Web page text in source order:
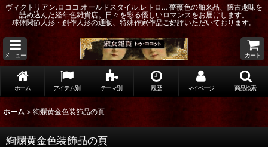
ヴィクトリアン.ロココ.オールドスタイル.レトロ… 薔薇色の舶来品、懐古趣味を
詰め込んだ経年色雑貨店。日々を彩る優しいロマンスをお届けします。
球体関節人形・創作人形の通販、特殊作家作品ご好評いただいております。
メニュー カート
ホーム アイテム別 テーマ別 履歴 マイページ 商品検索
ホーム > 絢爛黄金色装飾品の頁
絢爛黄金色装飾品の頁